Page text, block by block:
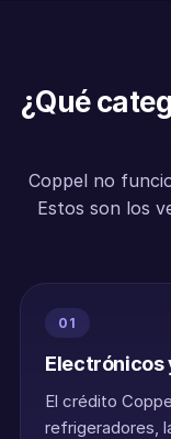
¿Qué
Coppel no
Estos son los
01
Electrónicos
El crédito
refrigeradores,